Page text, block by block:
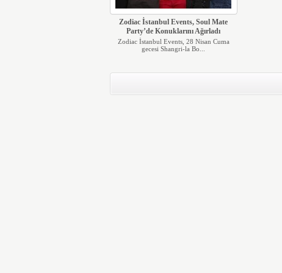
Zodiac İstanbul Events, Soul Mate
Party’de Konuklarını Ağırladı
Zodiac İstanbul Events, 28 Nisan Cuma
gecesi Shangri-la Bo...